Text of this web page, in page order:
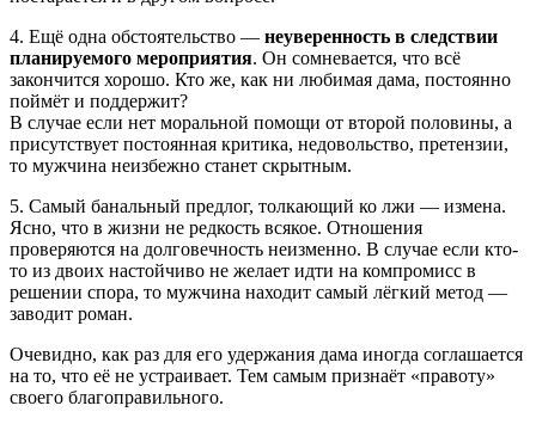
4. Ещё одна обстоятельство — неуверенность в следствии
планируемого мероприятия. Он сомневается, что всё
закончится хорошо. Кто же, как ни любимая дама, постоянно
поймёт и поддержит?
В случае если нет моральной помощи от второй половины, а
присутствует постоянная критика, недовольство, претензии,
то мужчина неизбежно станет скрытным.
5. Самый банальный предлог, толкающий ко лжи — измена.
Ясно, что в жизни не редкость всякое. Отношения
проверяются на долговечность неизменно. В случае если кто-
то из двоих настойчиво не желает идти на компромисс в
решении спора, то мужчина находит самый лёгкий метод —
заводит роман.
Очевидно, как раз для его удержания дама иногда соглашается
на то, что её не устраивает. Тем самым признаёт «правоту»
своего благоправильного.